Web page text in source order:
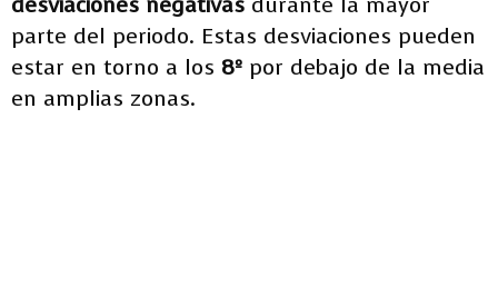
parte del periodo. Estas desviaciones pueden
estar en torno a los 8º por debajo de la media
en amplias zonas.